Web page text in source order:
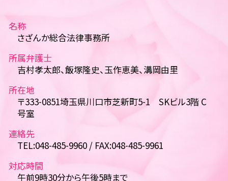
名称
さざんか総合法律事務所
所属弁護士
吉村孝太郎、飯塚隆史、玉作恵美、溝岡由里
所在地
〒333-0851埼玉県川口市芝新町5-1 SKビル3階 C
号室
連絡先
TEL:048-485-9960 / FAX:048-485-9961
対応時間
午前9時30分から午後5時まで